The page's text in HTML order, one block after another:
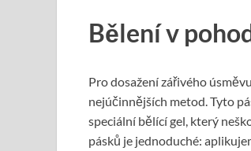
Bělení v
Pro dosažení zářivého
nejúčinnějších metod. Tyto
speciální bělící gel, který
pásků je jednoduché: